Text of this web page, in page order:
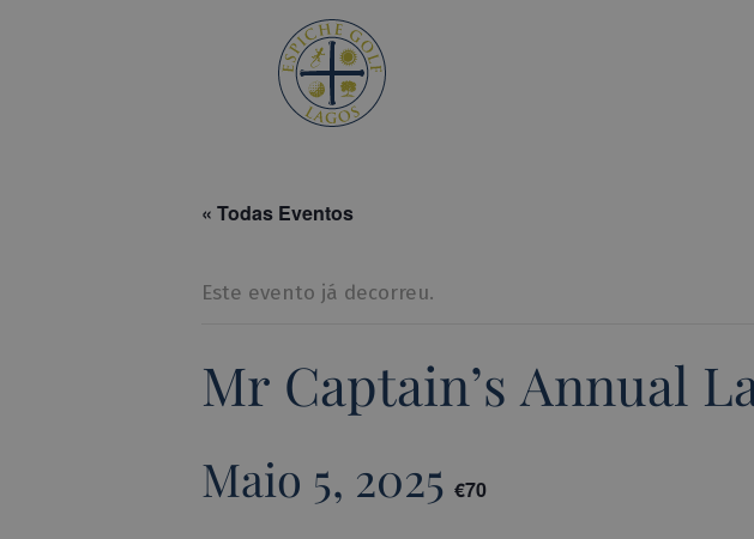
« Todas Eventos
Este evento já decorreu.
Mr Captain’s Annual
Maio 5, 2025 €70